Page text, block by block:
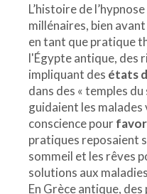
L’histoire de
millénaires, bien
en tant que pratique
l'Égypte antique, des
impliquant des états
dans des « temples
guidaient les
conscience pour
pratiques reposaient
sommeil et les rêves
solutions aux
En Grèce antique,